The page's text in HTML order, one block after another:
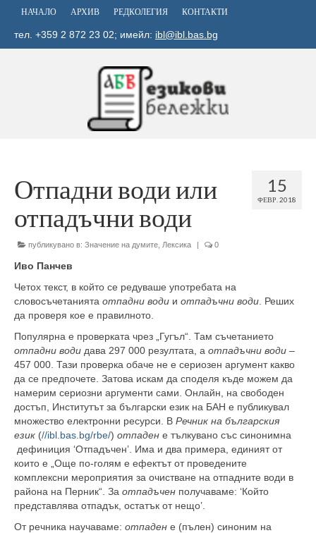
НАЧАЛО АРХИВ РЕДКОЛЕГИЯ КОНТАКТИ
тел. +359 2 872 23 02; имейл: ibl@ibl.bas.bg
15
ФЕВР. 2018
Отпадни води или
отпадъчни води
публикувано в: Значение на думите Лексика | 0
Иво Панчев
Четох текст, в който се редуваше употребата на
словосъчетанията отпадни води и отпадъчни води . Реших
да проверя кое е правилното.
Популярна е проверката чрез „Гугъл“. Там съчетанието
отпадни води дава 297 000 резултата, а отпадъчни води –
457 000. Тази проверка обаче не е сериозен аргумент какво
да се предпочете. Затова искам да споделя къде можем да
намерим сериозни аргументи сами. Онлайн, на свободен
достъп, Институтът за български език на БАН е публикувал
множество електронни ресурси. В Речник на българския
език (//ibl.bas.bg/rbe/) отпаден е тълкувано със синонимна
дефиниция ‘Отпадъчен’. Има и два примера, единият от
които е „Още по-голям е ефектът от проведените
комплексни мероприятия за очистване на отпадните води в
района на Перник“. За отпадъчен получаваме: ‘Който
представлява отпадък, остатък от нещо’.
От речника научаваме: отпаден е (пълен) синоним на